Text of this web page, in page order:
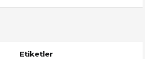
Etiketler